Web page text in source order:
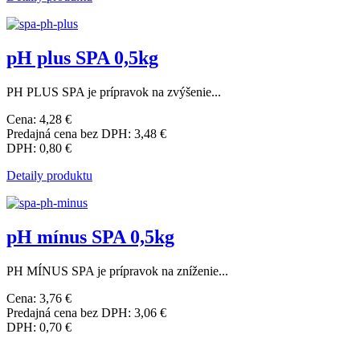
pH plus SPA 0,5kg
PH PLUS SPA je prípravok na zvýšenie...
Cena: 4,28 €
Predajná cena bez DPH: 3,48 €
DPH: 0,80 €
Detaily produktu
pH mínus SPA 0,5kg
PH MÍNUS SPA je prípravok na zníženie...
Cena: 3,76 €
Predajná cena bez DPH: 3,06 €
DPH: 0,70 €